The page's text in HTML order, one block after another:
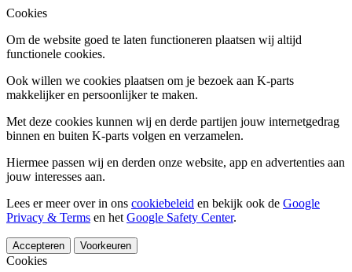
Cookies
Om de website goed te laten functioneren plaatsen wij altijd
functionele cookies.
Ook willen we cookies plaatsen om je bezoek aan K-parts
makkelijker en persoonlijker te maken.
Met deze cookies kunnen wij en derde partijen jouw internetgedrag
binnen en buiten K-parts volgen en verzamelen.
Hiermee passen wij en derden onze website, app en advertenties aan
jouw interesses aan.
Lees er meer over in ons cookiebeleid en bekijk ook de Google
Privacy & Terms en het Google Safety Center.
Accepteren Voorkeuren
Cookies